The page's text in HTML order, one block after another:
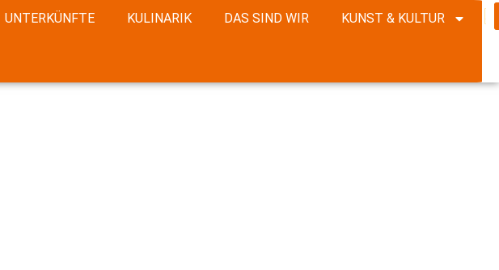
UNTERKÜNFTE KULINARIK DAS SIND WIR KUNST & KULTUR